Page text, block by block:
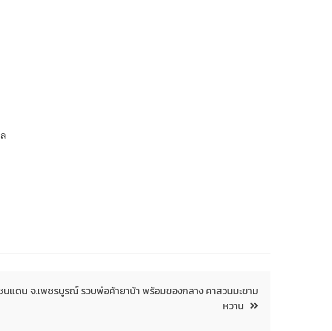
นแดน จ.เพชรบูรณ์ รวบพ่อค้ายาบ้า พร้อมของกลาง คาสวนมะขาม
หวาน